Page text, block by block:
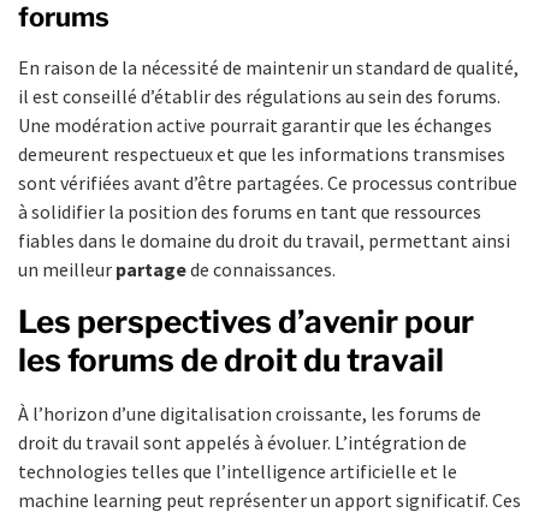
forums
En raison de la nécessité de maintenir un standard de qualité,
il est conseillé d’établir des régulations au sein des forums.
Une modération active pourrait garantir que les échanges
demeurent respectueux et que les informations transmises
sont vérifiées avant d’être partagées. Ce processus contribue
à solidifier la position des forums en tant que ressources
fiables dans le domaine du droit du travail, permettant ainsi
un meilleur partagede connaissances.
Les perspectives d’avenir pour
les forums de droit du travail
À l’horizon d’une digitalisation croissante, les forums de
droit du travail sont appelés à évoluer. L’intégration de
technologies telles que l’intelligence artificielle et le
machine learning peut représenter un apport significatif. Ces